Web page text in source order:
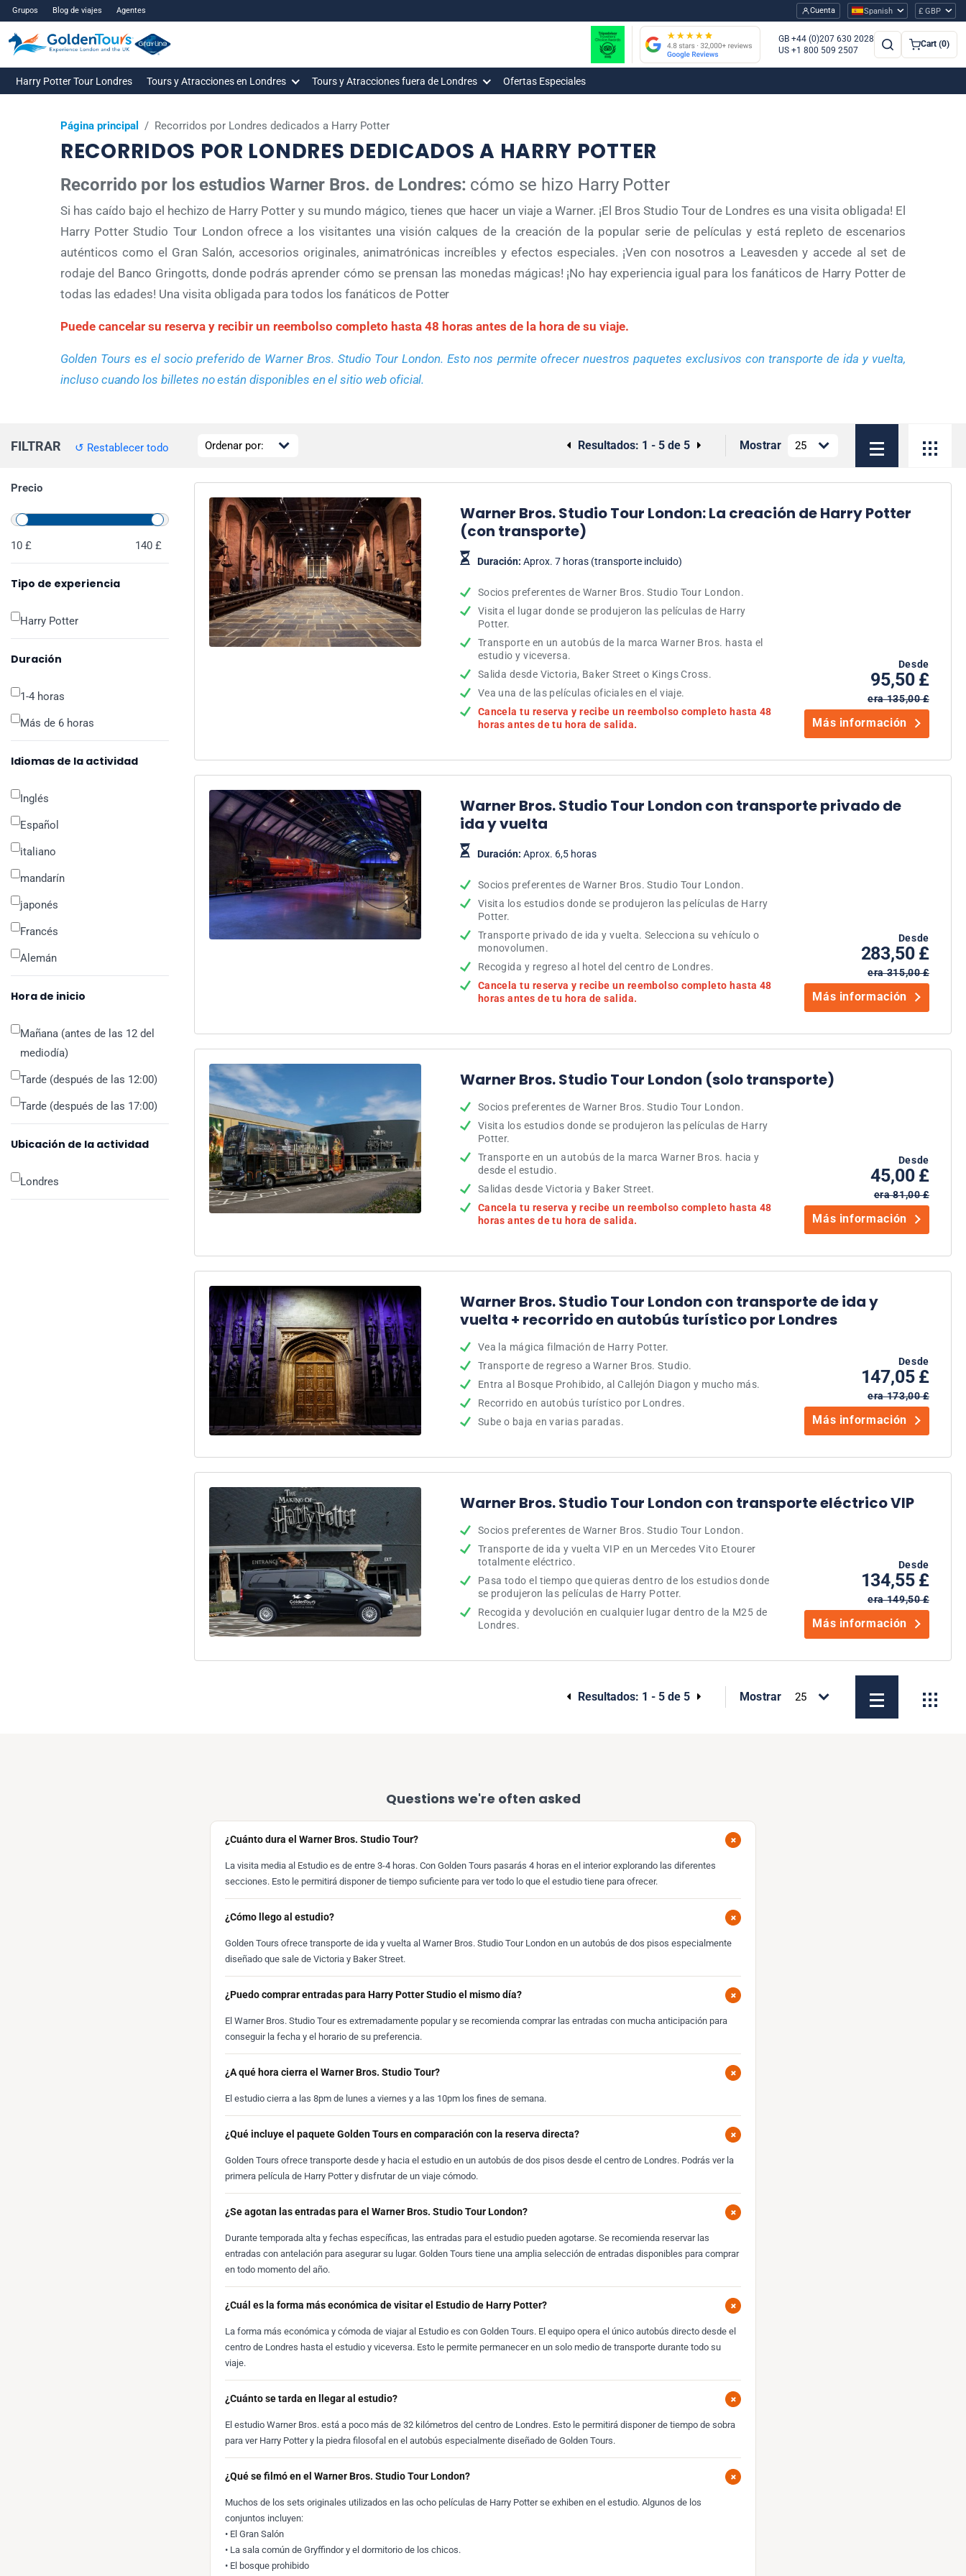
Grupos Blog de viajes Agentes Cuenta Spanish £ GBP
GB +44 (0)207 630 2028
US +1 800 509 2507
Cart (0)
Harry Potter Tour Londres Tours y Atracciones en Londres Tours y Atracciones fuera de Londres Ofertas Especiales
Página principal / Recorridos por Londres dedicados a Harry Potter
RECORRIDOS POR LONDRES DEDICADOS A HARRY POTTER
Recorrido por los estudios Warner Bros. de Londres: cómo se hizo Harry Potter
Si has caído bajo el hechizo de Harry Potter y su mundo mágico, tienes que hacer un viaje a Warner. ¡El Bros Studio Tour de Londres es una visita obligada! El
Harry Potter Studio Tour London ofrece a los visitantes una visión calques de la creación de la popular serie de películas y está repleto de escenarios
auténticos como el Gran Salón, accesorios originales, animatrónicas increíbles y efectos especiales. ¡Ven con nosotros a Leavesden y accede al set de
rodaje del Banco Gringotts, donde podrás aprender cómo se prensan las monedas mágicas! ¡No hay experiencia igual para los fanáticos de Harry Potter de
todas las edades! Una visita obligada para todos los fanáticos de Potter
Puede cancelar su reserva y recibir un reembolso completo hasta 48 horas antes de la hora de su viaje.
Golden Tours es el socio preferido de Warner Bros. Studio Tour London. Esto nos permite ofrecer nuestros paquetes exclusivos con transporte de ida y vuelta,
incluso cuando los billetes no están disponibles en el sitio web oficial.
FILTRAR ↺ Restablecer todo
Precio
10 £ 140 £
Tipo de experiencia
Harry Potter
Duración
1-4 horas
Más de 6 horas
Idiomas de la actividad
Inglés
Español
italiano
mandarín
japonés
Francés
Alemán
Hora de inicio
Mañana (antes de las 12 del
mediodía)
Tarde (después de las 12:00)
Tarde (después de las 17:00)
Ubicación de la actividad
Londres
Resultados: 1 - 5 de 5 Mostrar
Warner Bros. Studio Tour London: La creación de Harry Potter
(con transporte)
Duración: Aprox. 7 horas (transporte incluido)
Socios preferentes de Warner Bros. Studio Tour London.
Visita el lugar donde se produjeron las películas de Harry
Potter.
Transporte en un autobús de la marca Warner Bros. hasta el
estudio y viceversa.
Salida desde Victoria, Baker Street o Kings Cross.
Vea una de las películas oficiales en el viaje.
Cancela tu reserva y recibe un reembolso completo hasta 48
horas antes de tu hora de salida.
Desde
95,50 £
era 135,00 £
Más información
Warner Bros. Studio Tour London con transporte privado de
ida y vuelta
Duración: Aprox. 6,5 horas
Socios preferentes de Warner Bros. Studio Tour London.
Visita los estudios donde se produjeron las películas de Harry
Potter.
Transporte privado de ida y vuelta. Selecciona su vehículo o
monovolumen.
Recogida y regreso al hotel del centro de Londres.
Cancela tu reserva y recibe un reembolso completo hasta 48
horas antes de tu hora de salida.
Desde
283,50 £
era 315,00 £
Más información
Warner Bros. Studio Tour London (solo transporte)
Socios preferentes de Warner Bros. Studio Tour London.
Visita los estudios donde se produjeron las películas de Harry
Potter.
Transporte en un autobús de la marca Warner Bros. hacia y
desde el estudio.
Salidas desde Victoria y Baker Street.
Cancela tu reserva y recibe un reembolso completo hasta 48
horas antes de tu hora de salida.
Desde
45,00 £
era 81,00 £
Más información
Warner Bros. Studio Tour London con transporte de ida y
vuelta + recorrido en autobús turístico por Londres
Vea la mágica filmación de Harry Potter.
Transporte de regreso a Warner Bros. Studio.
Entra al Bosque Prohibido, al Callejón Diagon y mucho más.
Recorrido en autobús turístico por Londres.
Sube o baja en varias paradas.
Desde
147,05 £
era 173,00 £
Más información
Warner Bros. Studio Tour London con transporte eléctrico VIP
Socios preferentes de Warner Bros. Studio Tour London.
Transporte de ida y vuelta VIP en un Mercedes Vito Etourer
totalmente eléctrico.
Pasa todo el tiempo que quieras dentro de los estudios donde
se produjeron las películas de Harry Potter.
Recogida y devolución en cualquier lugar dentro de la M25 de
Londres.
Desde
134,55 £
era 149,50 £
Más información
Resultados: 1 - 5 de 5 Mostrar
Questions we're often asked
¿Cuánto dura el Warner Bros. Studio Tour? +
La visita media al Estudio es de entre 3-4 horas. Con Golden Tours pasarás 4 horas en el interior explorando las diferentes
secciones. Esto le permitirá disponer de tiempo suficiente para ver todo lo que el estudio tiene para ofrecer.
¿Cómo llego al estudio? +
Golden Tours ofrece transporte de ida y vuelta al Warner Bros. Studio Tour London en un autobús de dos pisos especialmente
diseñado que sale de Victoria y Baker Street.
¿Puedo comprar entradas para Harry Potter Studio el mismo día? +
El Warner Bros. Studio Tour es extremadamente popular y se recomienda comprar las entradas con mucha anticipación para
conseguir la fecha y el horario de su preferencia.
¿A qué hora cierra el Warner Bros. Studio Tour? +
El estudio cierra a las 8pm de lunes a viernes y a las 10pm los fines de semana.
¿Qué incluye el paquete Golden Tours en comparación con la reserva directa? +
Golden Tours ofrece transporte desde y hacia el estudio en un autobús de dos pisos desde el centro de Londres. Podrás ver la
primera película de Harry Potter y disfrutar de un viaje cómodo.
¿Se agotan las entradas para el Warner Bros. Studio Tour London? +
Durante temporada alta y fechas específicas, las entradas para el estudio pueden agotarse. Se recomienda reservar las
entradas con antelación para asegurar su lugar. Golden Tours tiene una amplia selección de entradas disponibles para comprar
en todo momento del año.
¿Cuál es la forma más económica de visitar el Estudio de Harry Potter? +
La forma más económica y cómoda de viajar al Estudio es con Golden Tours. El equipo opera el único autobús directo desde el
centro de Londres hasta el estudio y viceversa. Esto le permite permanecer en un solo medio de transporte durante todo su
viaje.
¿Cuánto se tarda en llegar al estudio? +
El estudio Warner Bros. está a poco más de 32 kilómetros del centro de Londres. Esto le permitirá disponer de tiempo de sobra
para ver Harry Potter y la piedra filosofal en el autobús especialmente diseñado de Golden Tours.
¿Qué se filmó en el Warner Bros. Studio Tour London? +
Muchos de los sets originales utilizados en las ocho películas de Harry Potter se exhiben en el estudio. Algunos de los
conjuntos incluyen:
• El Gran Salón
• La sala común de Gryffindor y el dormitorio de los chicos.
• El bosque prohibido